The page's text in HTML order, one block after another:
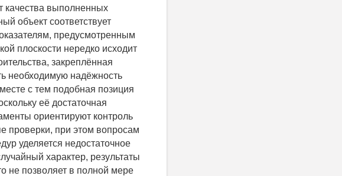
качества выполненных
объект соответствует
предусмотренным
плоскости нередко исходит
закреплённая
необходимую надёжность
с тем подобная позиция
её достаточная
ориентируют контроль
проверки, при этом вопросам
уделяется недостаточное
характер, результаты
не позволяет в полной мере